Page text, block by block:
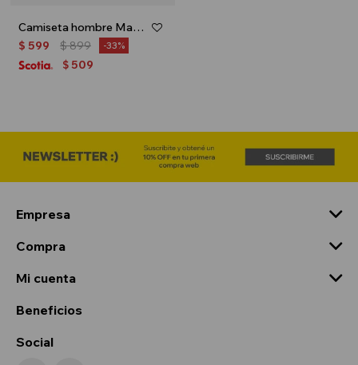
Camiseta hombre Mandalorian - Gris
$ 599 $899 33
$ 509
Empresa
Compra
Mi cuenta
Beneficios
Social